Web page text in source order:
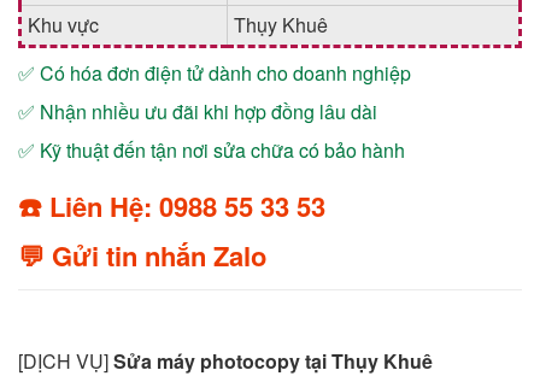
Khu vực
Thụy Khuê
✅ Có hóa đơn điện tử dành cho doanh nghiệp
✅ Nhận nhiều ưu đãi khi hợp đồng lâu dài
✅ Kỹ thuật đến tận nơi sửa chữa có bảo hành
☎️ Liên Hệ: 0988 55 33 53
💬 Gửi tin nhắn Zalo
[DỊCH VỤ]Sửa máy photocopy tại Thụy Khuê